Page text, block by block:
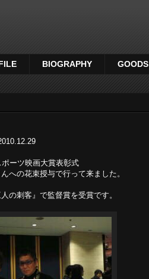
BIOGRAPHY GOODS
ーツ映画大賞表彰式
への花束授与で行って来ました。
の刺客』で監督賞を受賞です。